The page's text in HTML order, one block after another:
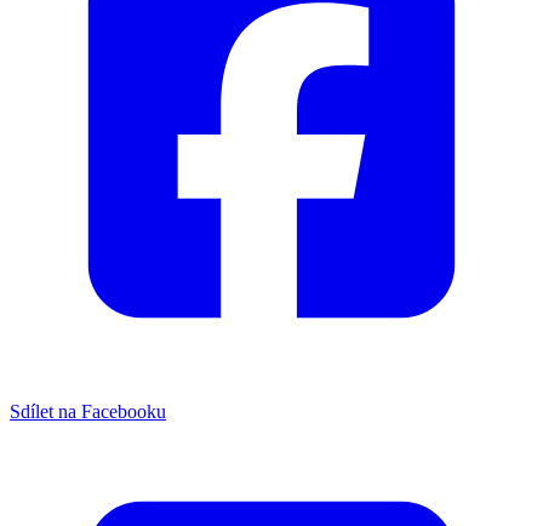
Sdílet na Facebooku